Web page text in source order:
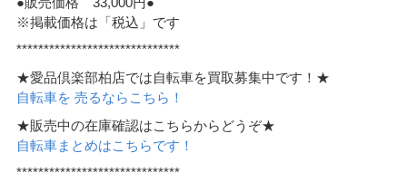
※掲載価格は「税込」です
******************************
★愛品倶楽部柏店では自転車を買取募集中です！★
自転車を 売るならこちら！
★販売中の在庫確認はこちらからどうぞ★
自転車まとめはこちらです！
******************************